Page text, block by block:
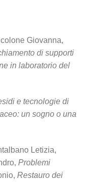
Giovanna,
di supporti
in laboratorio del
e tecnologie di
un sogno o una
Letizia,
Problemi
Restauro dei